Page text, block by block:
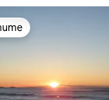
на гостите